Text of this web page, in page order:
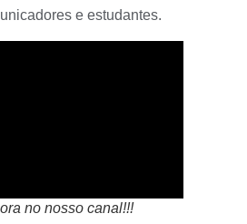
e estudantes.
no nosso canal!!!